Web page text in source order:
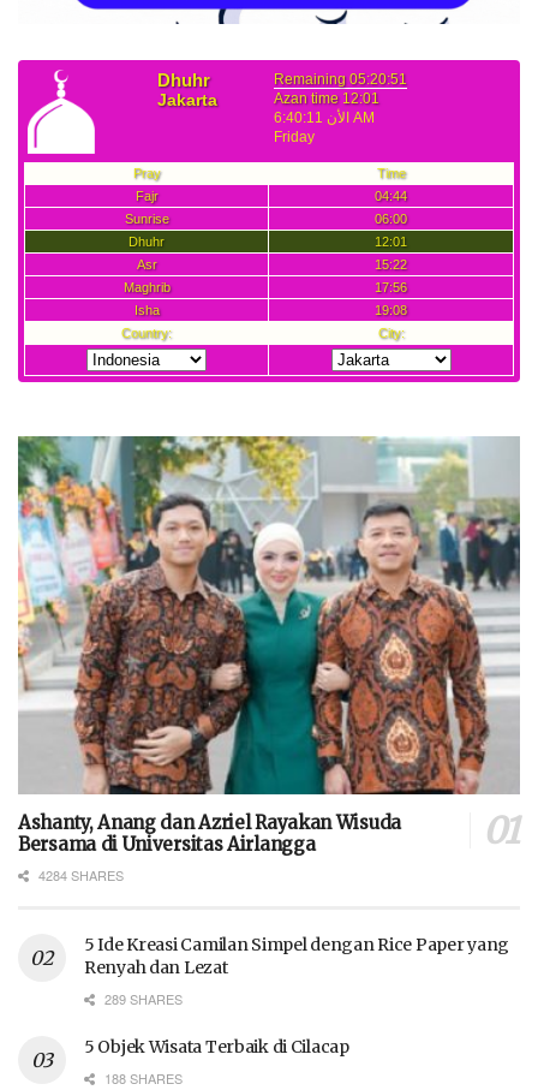
Ashanty, Anang dan Azriel Rayakan Wisuda
Bersama di Universitas Airlangga
4284 SHARES
5 Ide Kreasi Camilan Simpel dengan Rice Paper yang
Renyah dan Lezat
289 SHARES
5 Objek Wisata Terbaik di Cilacap
188 SHARES